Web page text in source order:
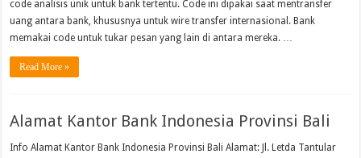
code analisis unik untuk bank tertentu. Code ini dipakai saat mentransfer
uang antara bank, khususnya untuk wire transfer internasional. Bank
memakai code untuk tukar pesan yang lain di antara mereka. …
Read More »
Alamat Kantor Bank Indonesia Provinsi Bali
Info Alamat Kantor Bank Indonesia Provinsi Bali Alamat: Jl. Letda Tantular